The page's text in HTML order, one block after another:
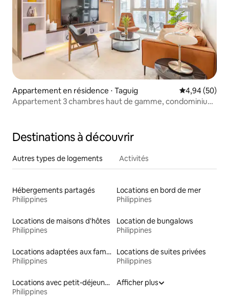
Appartement en résidence ⋅ Taguig Évaluation
4,94 (50)
Appartement 3 chambres haut de gamme, condominium
Destinations à découvrir
Autres types de logements Activités
Hébergements partagés
Philippines
Locations en bord de mer
Philippines
Locations de maisons d'hôtes
Philippines
Location de bungalows
Philippines
Locations adaptées aux familles
Philippines
Locations de suites privées
Philippines
Locations avec petit-déjeuner
Philippines
Afficher plus